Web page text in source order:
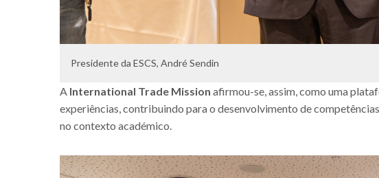
Presidente da ESCS, André Sendin
A International Trade Mission afirmou-se, assim, como uma
experiências, contribuindo para o desenvolvimento de
no contexto académico.